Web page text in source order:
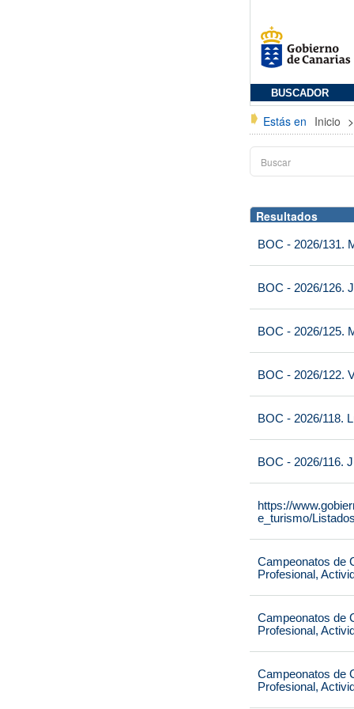
BUSCADOR
Estás en Inicio
Resultados
BOC - 2026/131.
BOC - 2026/126.
BOC - 2026/125.
BOC - 2026/122.
BOC - 2026/118.
BOC - 2026/116.
https://
e_turismo/
Campeonatos de
Profesional,
Campeonatos de
Profesional,
Campeonatos de
Profesional,